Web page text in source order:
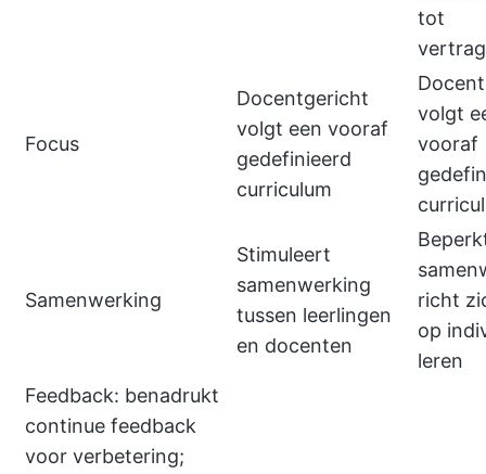
tot
Focus
Docentgericht
volgt een vooraf
gedefinieerd
curriculum
volgt
vooraf
Samenwerking
Stimuleert
samenwerking
tussen leerlingen
en docenten
richt
op
leren
Feedback: benadrukt
continue feedback
voor verbetering;